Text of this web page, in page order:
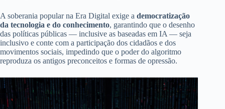
A soberania popular na Era Digital exige a democratização
da tecnologia e do conhecimento, garantindo que o desenho
das políticas públicas — inclusive as baseadas em IA — seja
inclusivo e conte com a participação dos cidadãos e dos
movimentos sociais, impedindo que o poder do algoritmo
reproduza os antigos preconceitos e formas de opressão.